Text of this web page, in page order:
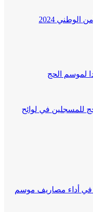
الوطني 2024
لموسم الحج
للمسجلين في لوائح
في أداء مصاريف موسم